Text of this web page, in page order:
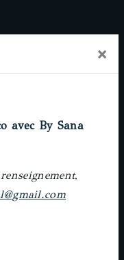
×
avec By Sana
Toulouse